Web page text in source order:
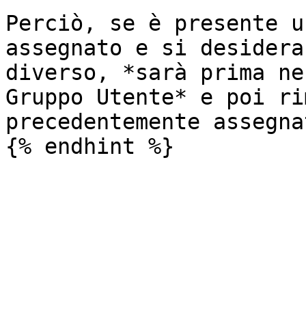
Perciò, se è presente
assegnato e si
diverso, *sarà prima
Gruppo Utente* e poi
precedentemente